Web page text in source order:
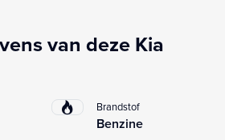
van deze Kia
Brandstof
Benzine